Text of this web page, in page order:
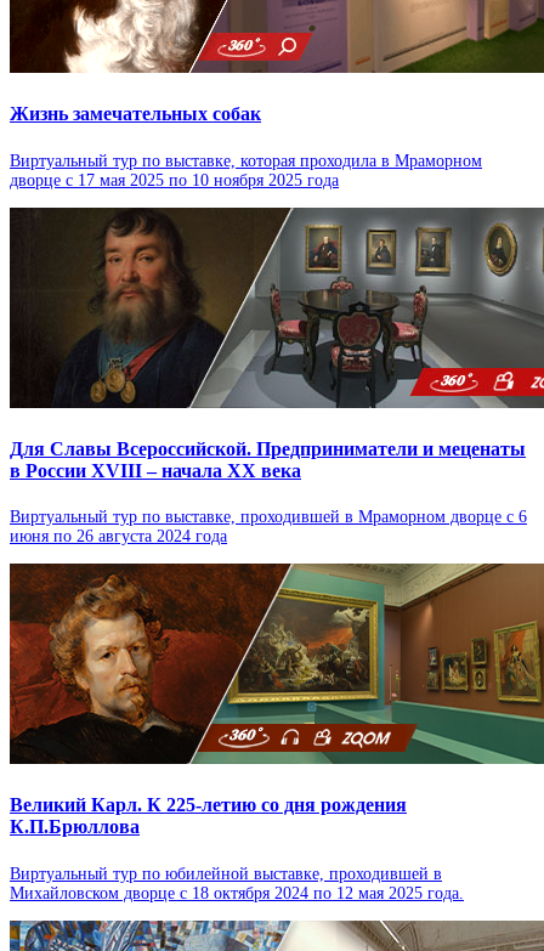
Жизнь замечательных собак
Виртуальный тур по выставке, которая проходила в Мраморном
дворце с 17 мая 2025 по 10 ноября 2025 года
Для Славы Всероссийской. Предприниматели и меценаты
в России XVIII – начала XX века
Виртуальный тур по выставке, проходившей в Мраморном дворце с 6
июня по 26 августа 2024 года
Великий Карл. К 225-летию со дня рождения
К.П.Брюллова
Виртуальный тур по юбилейной выставке, проходившей в
Михайловском дворце с 18 октября 2024 по 12 мая 2025 года.